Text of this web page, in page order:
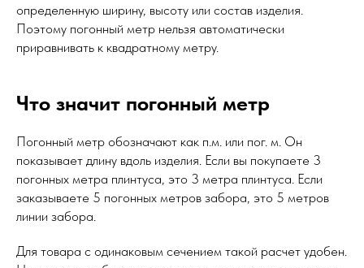
определенную ширину, высоту или состав изделия.
Поэтому погонный метр нельзя автоматически
приравнивать к квадратному метру.
Что значит погонный метр
Погонный метр обозначают как п.м. или пог. м. Он
показывает длину вдоль изделия. Если вы покупаете 3
погонных метра плинтуса, это 3 метра плинтуса. Если
заказываете 5 погонных метров забора, это 5 метров
линии забора.
Для товара с одинаковым сечением такой расчет удобен.